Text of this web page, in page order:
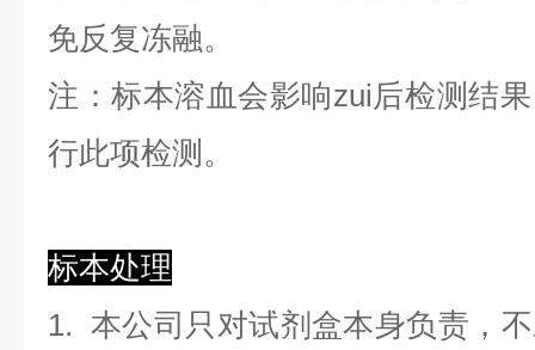
免反复冻融。
注：标本溶血会影响zui后检测结
行此项检测。
标本处理
1. 本公司只对试剂盒本身负责，